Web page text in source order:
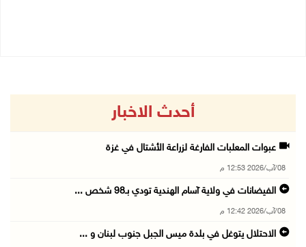
أحدث الاخبار
عبوات المعلبات الفارغة لزراعة الأشتال في غزة
08/آب/2026 12:53 م
الفيضانات في ولاية آسام الهندية تودي بـ98 شخص ...
08/آب/2026 12:42 م
الاحتلال يتوغل في بلدة ميس الجبل جنوب لبنان و ...